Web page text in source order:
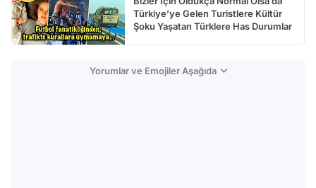
Türkiye’ye Gelen Turistlere Kültür
Şoku Yaşatan Türklere Has Durumlar
Yorumlar ve Emojiler Aşağıda